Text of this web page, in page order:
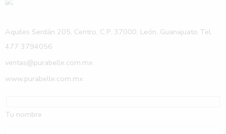
Aquiles Serdán 205, Centro, C.P. 37000, León, Guanajuato Tel.
477 3794056
ventas@purabelle.com.mx
www.purabelle.com.mx
Tu nombre